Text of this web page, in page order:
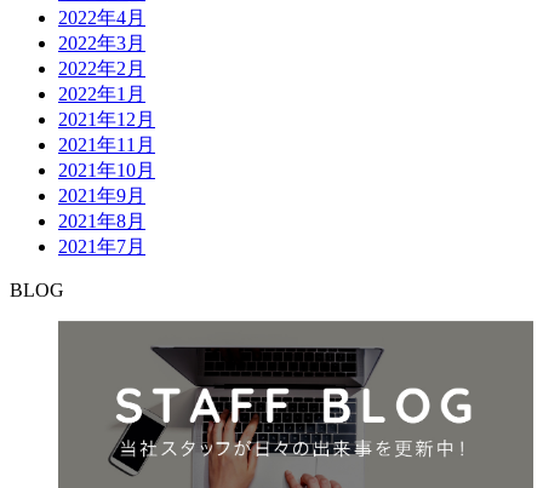
2022年4月
2022年3月
2022年2月
2022年1月
2021年12月
2021年11月
2021年10月
2021年9月
2021年8月
2021年7月
BLOG